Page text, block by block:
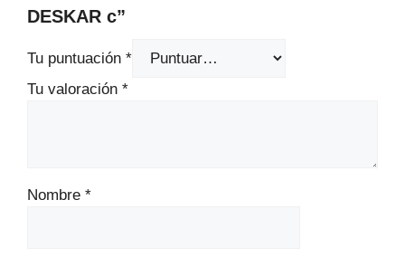
DESKAR c”
Tu puntuación *
Tu valoración *
Nombre *